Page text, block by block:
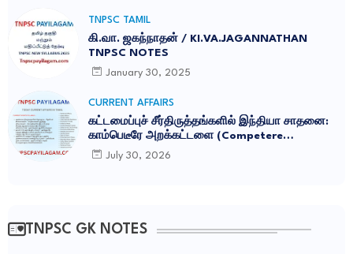
TNPSC TAMIL
கி.வா. ஜகந்நாதன் / KI.VA.JAGANNATHAN
TNPSC NOTES
January 30, 2025
CURRENT AFFAIRS
கட்டமைப்புச் சீர்திருத்தங்களில் இந்தியா சாதனை:
காம்பெடீரே அறக்கட்டளை (Competere
Foundation) வெளியிட்ட அறிக்கை
July 30, 2026
TNPSC GK NOTES